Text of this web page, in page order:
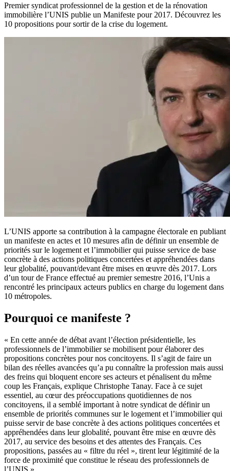
Premier syndicat professionnel de la gestion et de la rénovation
immobilière l’UNIS publie un Manifeste pour 2017. Découvrez les
10 propositions pour sortir de la crise du logement.
L’UNIS apporte sa contribution à la campagne électorale en publiant
un manifeste en actes et 10 mesures afin de définir un ensemble de
priorités sur le logement et l’immobilier qui puisse service de base
concrète à des actions politiques concertées et appréhendées dans
leur globalité, pouvant/devant être mises en œuvre dès 2017. Lors
d’un tour de France effectué au premier semestre 2016, l’Unis a
rencontré les principaux acteurs publics en charge du logement dans
10 métropoles.
Pourquoi ce manifeste ?
« En cette année de débat avant l’élection présidentielle, les
professionnels de l’immobilier se mobilisent pour élaborer des
propositions concrètes pour nos concitoyens. Il s’agit de faire un
bilan des réelles avancées qu’a pu connaître la profession mais aussi
des freins qui bloquent encore ses acteurs et pénalisent du même
coup les Français, explique Christophe Tanay. Face à ce sujet
essentiel, au cœur des préoccupations quotidiennes de nos
concitoyens, il a semblé important à notre syndicat de définir un
ensemble de priorités communes sur le logement et l’immobilier qui
puisse servir de base concrète à des actions politiques concertées et
appréhendées dans leur globalité, pouvant être mise en œuvre dès
2017, au service des besoins et des attentes des Français. Ces
propositions, passées au « filtre du réel », tirent leur légitimité de la
force de proximité que constitue le réseau des professionnels de
l’UNIS ».